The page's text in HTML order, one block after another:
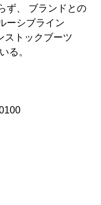
ず、 ブランドとの
ーシブライン
ストックブーツ
る。